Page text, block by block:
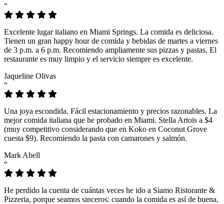
“
Excelente lugar italiano en Miami Springs. La comida es deliciosa.
Tienen un gran happy hour de comida y bebidas de martes a viernes
de 3 p.m. a 6 p.m. Recomiendo ampliamente sus pizzas y pastas. El
restaurante es muy limpio y el servicio siempre es excelente.
Jaqueline Olivas
“
Una joya escondida. Fácil estacionamiento y precios razonables. La
mejor comida italiana que he probado en Miami. Stella Artois a $4
(muy competitivo considerando que en Koko en Coconut Grove
cuesta $9). Recomiendo la pasta con camarones y salmón.
Mark Abell
“
He perdido la cuenta de cuántas veces he ido a Siamo Ristorante &
Pizzeria, porque seamos sinceros: cuando la comida es así de buena,